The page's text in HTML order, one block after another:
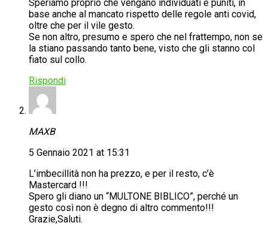
Speriamo proprio che vengano individuati e puniti, in
base anche al mancato rispetto delle regole anti covid,
oltre che per il vile gesto.
Se non altro, presumo e spero che nel frattempo, non se
la stiano passando tanto bene, visto che gli stanno col
fiato sul collo.
Rispondi
MAXB
5 Gennaio 2021 at 15:31
L’imbecillità non ha prezzo, e per il resto, c’è
Mastercard !!!
Spero gli diano un “MULTONE BIBLICO”, perché un
gesto così non è degno di altro commento!!!
Grazie,Saluti.